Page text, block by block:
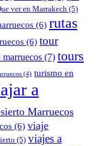
ver en Marrakech(5)
(6) rutas
(6) tour
marruecos (7) tours
(4) turismo en
a
Marruecos
(6) viaje
(5) viajes a